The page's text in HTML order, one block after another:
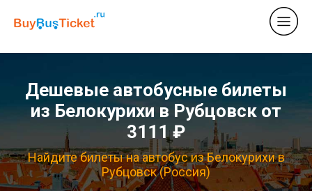
Дешевые автобусные билеты
из Белокурихи в Рубцовск от
3111 ₽
Найдите билеты на автобус из Белокурихи в
Рубцовск (Россия)